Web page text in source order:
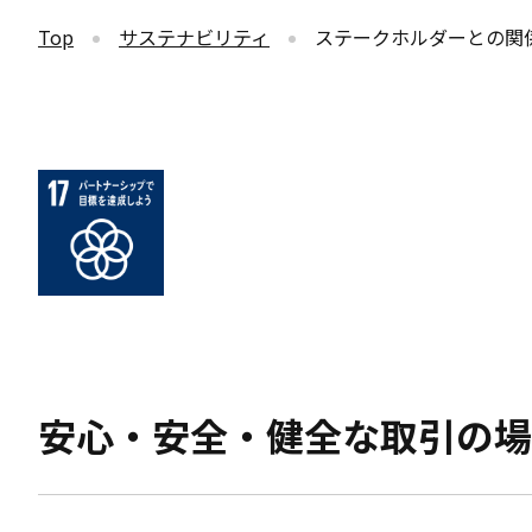
Top サステナビリティ ステークホルダーとの関
安心・安全・健全な取引の場